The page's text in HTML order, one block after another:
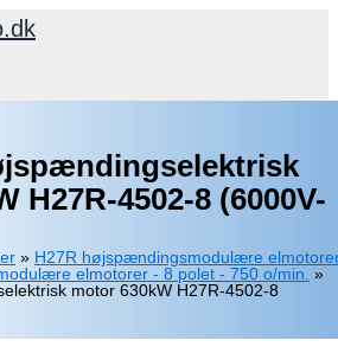
H27R-4502-8 (6000V-
» H27R højspændingsmodulære
elmotorer - 8 polet - 750 o/min. »
motor 630kW H27R-4502-8